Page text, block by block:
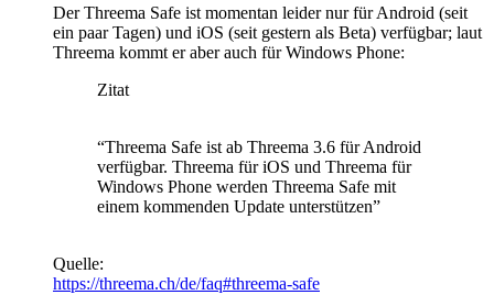
Der Threema Safe ist momentan leider nur für Android (seit
ein paar Tagen) und iOS (seit gestern als Beta) verfügbar; laut
Threema kommt er aber auch für Windows Phone:
Zitat
“Threema Safe ist ab Threema 3.6 für Android
verfügbar. Threema für iOS und Threema für
Windows Phone werden Threema Safe mit
einem kommenden Update unterstützen”
Quelle:
https://threema.ch/de/faq#threema-safe